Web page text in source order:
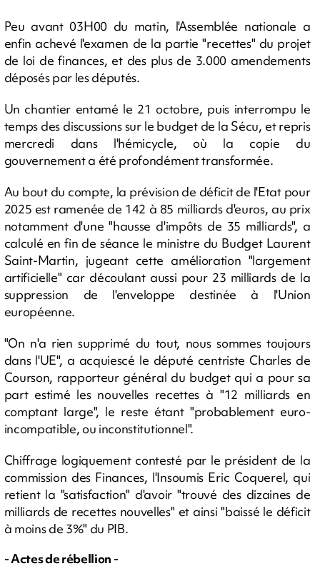
Peu avant 03H00 du matin, l'Assemblée nationale a
enfin achevé l'examen de la partie "recettes" du projet
de loi de finances, et des plus de 3.000 amendements
déposés par les députés.
Un chantier entamé le 21 octobre, puis interrompu le
temps des discussions sur le budget de la Sécu, et repris
mercredi dans l'hémicycle, où la copie du
gouvernement a été profondément transformée.
Au bout du compte, la prévision de déficit de l'Etat pour
2025 est ramenée de 142 à 85 milliards d'euros, au prix
notamment d'une "hausse d'impôts de 35 milliards", a
calculé en fin de séance le ministre du Budget Laurent
Saint-Martin, jugeant cette amélioration "largement
artificielle" car découlant aussi pour 23 milliards de la
suppression de l'enveloppe destinée à l'Union
européenne.
"On n'a rien supprimé du tout, nous sommes toujours
dans l'UE", a acquiescé le député centriste Charles de
Courson, rapporteur général du budget qui a pour sa
part estimé les nouvelles recettes à "12 milliards en
comptant large", le reste étant "probablement euro-
incompatible, ou inconstitutionnel".
Chiffrage logiquement contesté par le président de la
commission des Finances, l'Insoumis Eric Coquerel, qui
retient la "satisfaction" d'avoir "trouvé des dizaines de
milliards de recettes nouvelles" et ainsi "baissé le déficit
à moins de 3%" du PIB.
- Actes de rébellion -